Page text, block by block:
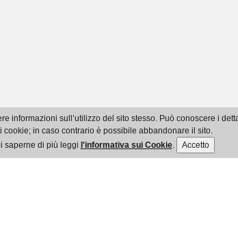
informazioni sull’utilizzo del sito stesso. Può conoscere i
cookie; in caso contrario è possibile abbandonare il sito.
saperne di più leggi l'informativa sui Cookie. Accetto